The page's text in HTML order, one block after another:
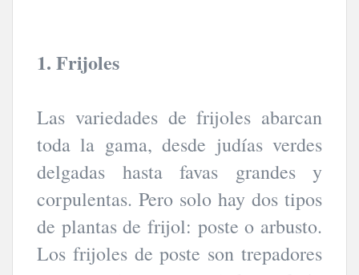
1. Frijoles
Las variedades de frijoles abarcan
toda la gama, desde judías verdes
delgadas hasta favas grandes y
corpulentas. Pero solo hay dos tipos
de plantas de frijol: poste o arbusto.
Los frijoles de poste son trepadores